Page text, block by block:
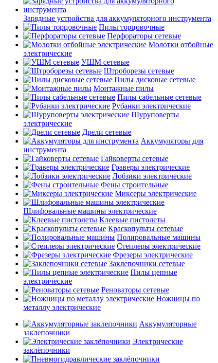
Зарядные устройства для аккумуляторного инструмента
Пилы торцовочные
Перфораторы сетевые
Молотки отбойные
электрические
УШМ сетевые
Штроборезы сетевые
Пилы дисковые сетевые
Монтажные пилы
Пилы сабельные сетевые
Рубанки электрические
Шуруповерты
электрические
Дрели сетевые
Аккумуляторы для
инструмента
Гайковерты сетевые
Граверы электрические
Лобзики электрические
Фены строительные
Миксеры электрические
Шлифовальные машины электрические
Клеевые пистолеты
Краскопульты сетевые
Полировальные машины
Степлеры электрические
Фрезеры электрические
Заклепочники сетевые
Пилы цепные
электрические
Реноваторы сетевые
Ножницы по
металлу электрические
Аккумуляторные
заклепочники
Электрические
заклёпочники